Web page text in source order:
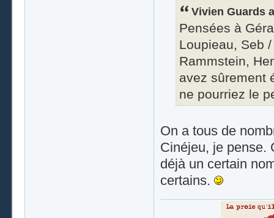
Vivien Guards
Pensées à
Loupieau, Seb
Rammstein,
avez sûrement
ne pourriez le
On a tous de
Cinéjeu, je pense.
déjà un certain
certains.